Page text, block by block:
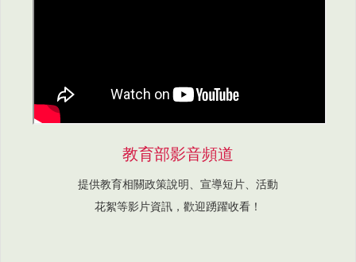
教育部影音頻道
提供教育相關政策說明、宣導短片、活動
花絮等影片資訊，歡迎踴躍收看！